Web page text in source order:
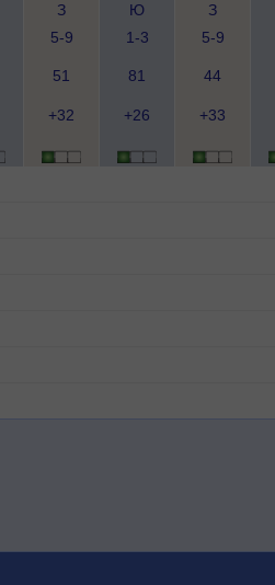
З
5-9
Ю
1-3
З
5-9
51 81 44
+32 +26 +33